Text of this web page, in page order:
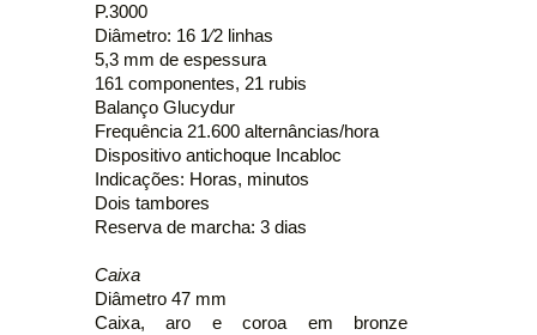
P.3000
Diâmetro: 16 1⁄2 linhas
5,3 mm de espessura
161 componentes, 21 rubis
Balanço Glucydur
Frequência 21.600 alternâncias/hora
Dispositivo antichoque Incabloc
Indicações: Horas, minutos
Dois tambores
Reserva de marcha: 3 dias
Caixa
Diâmetro 47 mm
Caixa, aro e coroa em bronze